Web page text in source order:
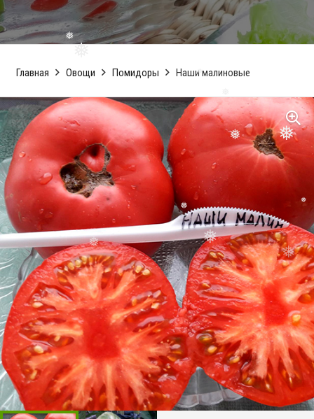
❅
❅
❅
❅
❅
❅
❅
❅
❅
❅
❅
Главная Овощи Помидоры Наши малиновые